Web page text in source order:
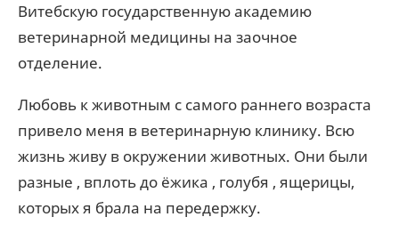
Витебскую государственную академию
ветеринарной медицины на заочное
отделение.
Любовь к животным с самого раннего возраста
привело меня в ветеринарную клинику. Всю
жизнь живу в окружении животных. Они были
разные , вплоть до ёжика , голубя , ящерицы,
которых я брала на передержку.